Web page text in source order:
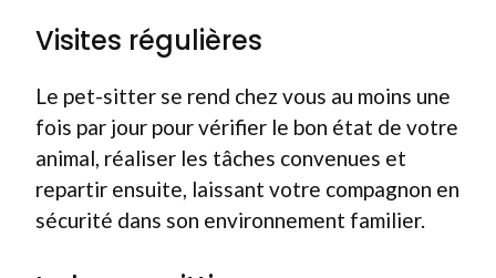
Visites régulières
Le pet-sitter se rend chez vous au moins une
fois par jour pour vérifier le bon état de votre
animal, réaliser les tâches convenues et
repartir ensuite, laissant votre compagnon en
sécurité dans son environnement familier.